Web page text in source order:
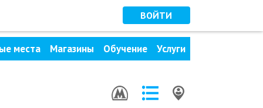
ВОЙТИ
места Магазины Обучение Услуги